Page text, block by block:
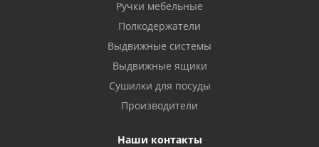
Ручки мебельные
Полкодержатели
Выдвижные системы
Выдвижные ящики
Сушилки для посуды
Производители
Наши контакты